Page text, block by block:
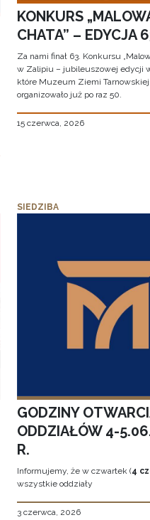
KONKURS
CHATA” – EDYCJA
Za nami finał 63. Konkursu
w Zalipiu – jubileuszowej edycji
które Muzeum Ziemi Tarnowskiej
organizowało już po raz 50.
15 czerwca, 2026
SIEDZIBA
GODZINY
ODDZIAŁÓW 4-
R.
Informujemy, że w czwartek (4
wszystkie oddziały
3 czerwca, 2026